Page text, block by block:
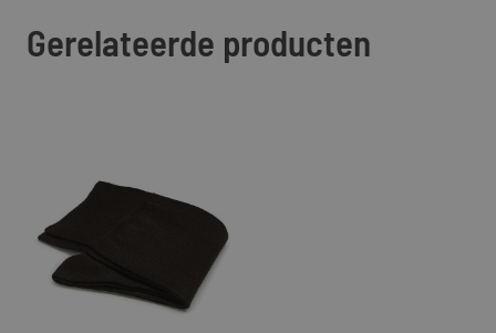
Gerelateerde producten